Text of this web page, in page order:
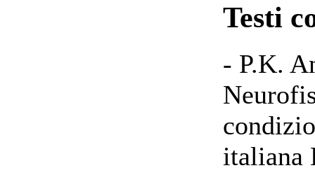
Testi
- P.K.
italiana